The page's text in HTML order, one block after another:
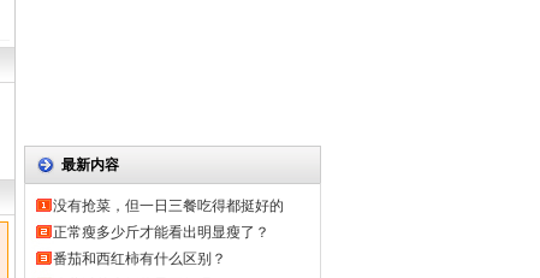
最新内容
没有抢菜，但一日三餐吃得都挺好的
正常瘦多少斤才能看出明显瘦了？
番茄和西红柿有什么区别？